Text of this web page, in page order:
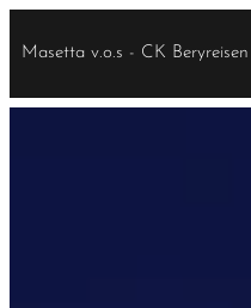
Masetta v.o.s - CK Beryreisen